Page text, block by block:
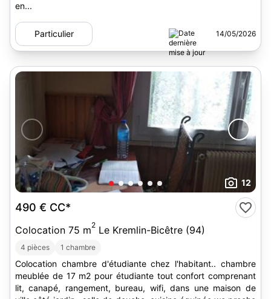
en...
Particulier 14/05/2026
12
490 € CC*
Colocation 75 m2 Le Kremlin-Bicêtre (94)
4 pièces 1 chambre
Colocation chambre d'étudiante chez l'habitant.. chambre
meublée de 17 m2 pour étudiante tout confort comprenant
lit, canapé, rangement, bureau, wifi, dans une maison de